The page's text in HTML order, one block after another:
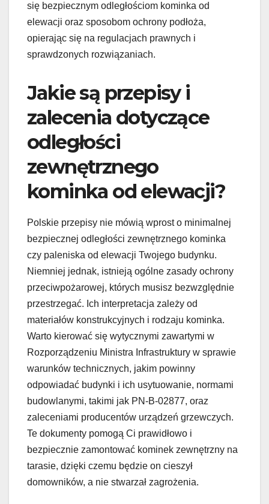
się bezpiecznym odległościom kominka od
elewacji oraz sposobom ochrony podłoża,
opierając się na regulacjach prawnych i
sprawdzonych rozwiązaniach.
Jakie są przepisy i
zalecenia dotyczące
odległości
zewnętrznego
kominka od elewacji?
Polskie przepisy nie mówią wprost o minimalnej
bezpiecznej odległości zewnętrznego kominka
czy paleniska od elewacji Twojego budynku.
Niemniej jednak, istnieją ogólne zasady ochrony
przeciwpożarowej, których musisz bezwzględnie
przestrzegać. Ich interpretacja zależy od
materiałów konstrukcyjnych i rodzaju kominka.
Warto kierować się wytycznymi zawartymi w
Rozporządzeniu Ministra Infrastruktury w sprawie
warunków technicznych, jakim powinny
odpowiadać budynki i ich usytuowanie, normami
budowlanymi, takimi jak PN-B-02877, oraz
zaleceniami producentów urządzeń grzewczych.
Te dokumenty pomogą Ci prawidłowo i
bezpiecznie zamontować kominek zewnętrzny na
tarasie, dzięki czemu będzie on cieszył
domowników, a nie stwarzał zagrożenia.